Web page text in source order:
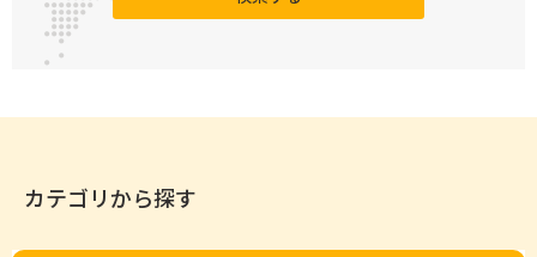
カテゴリから探す